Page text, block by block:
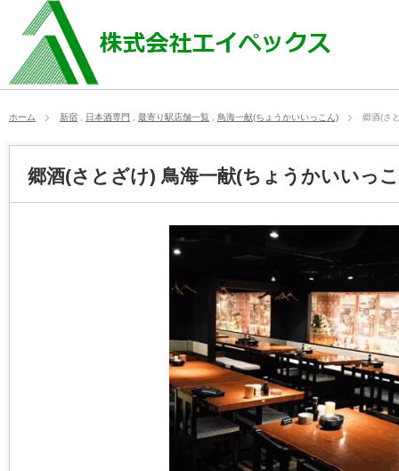
ホーム 新宿 日本酒専門 最寄り駅店舗一覧 鳥海一献(ちょうかいいっこん) 郷酒(さ
郷酒(さとざけ) 鳥海一献(ちょうかいいっ